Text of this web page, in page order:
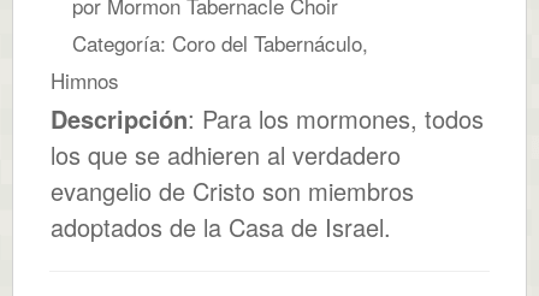
Categoría: Coro del Tabernáculo,
Himnos
Descripción: Para los mormones, todos
los que se adhieren al verdadero
evangelio de Cristo son miembros
adoptados de la Casa de Israel.